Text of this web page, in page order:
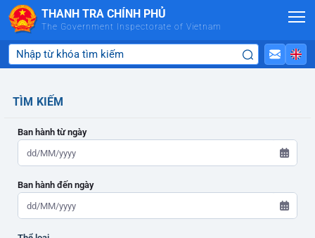
Skip to Main Content
THANH TRA CHÍNH PHỦ
The Government Inspectorate of Vietnam
TÌM KIẾM
Ban hành từ ngày
Ban hành đến ngày